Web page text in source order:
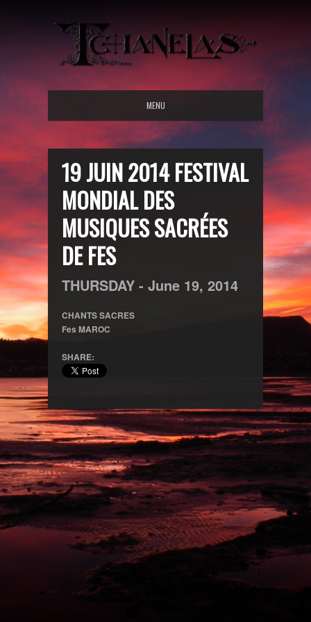
MENU
19 JUIN 2014 FESTIVAL
MONDIAL DES
MUSIQUES SACRÉES
DE FES
THURSDAY - June 19, 2014
CHANTS SACRES
Fes MAROC
SHARE: